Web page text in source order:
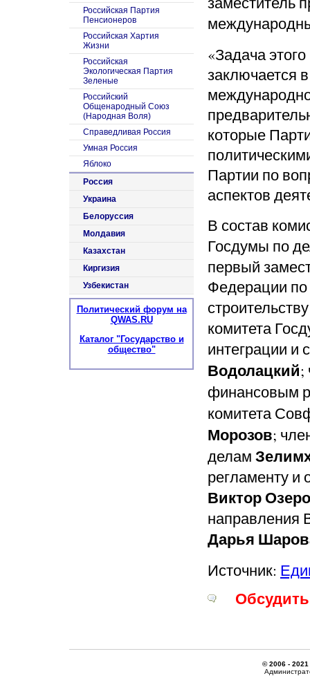
«Задача
заключается
которые
Партии по
аспектов
В состав
Госдумы по
первый
Федерации по
комитета
интеграции и
Водолацкий;
финансовым
комитета
Морозов;
делам
регламенту и
Виктор
направления
Дарья
Источник:
Российская Партия
Пенсионеров
Российская Хартия
Жизни
Российская
Экологическая Партия
Зеленые
Российский
Общенародный Союз
(Народная Воля)
Справедливая Россия
Умная Россия
Яблоко
Россия
Украина
Белоруссия
Молдавия
Казахстан
Киргизия
Узбекистан
Политический форум на
QWAS.RU
Каталог "Государство и
общество"
© 2006 - 2021